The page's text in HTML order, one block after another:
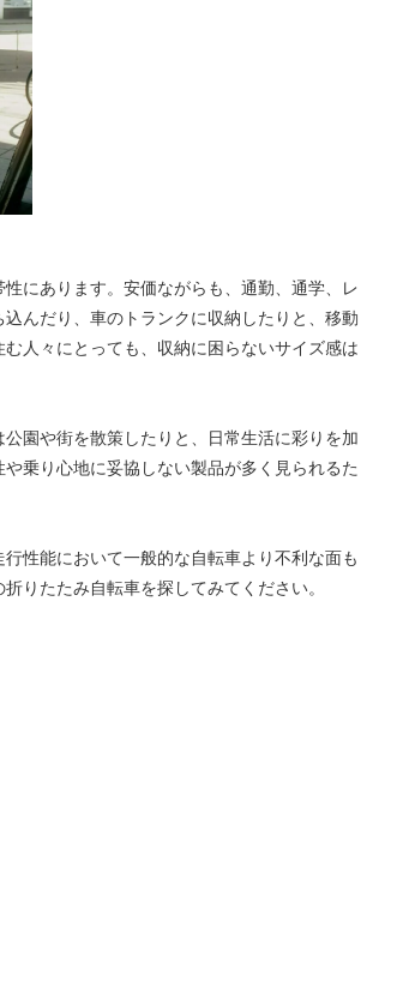
にあります。安価ながらも、通勤、通学、レ
んだり、車のトランクに収納したりと、移動
人々にとっても、収納に困らないサイズ感は
園や街を散策したりと、日常生活に彩りを加
乗り心地に妥協しない製品が多く見られるた
性能において一般的な自転車より不利な面も
りたたみ自転車を探してみてください。